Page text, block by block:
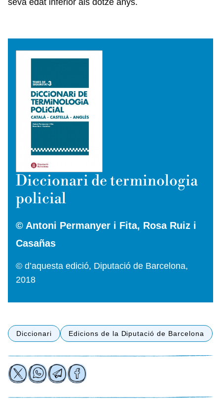
seva edat inferior als dotze anys.
Diccionari de terminologia
policial
© Antoni Permanyer i Fita, Rosa Ruiz i
Casañas
© d’aquesta edició, Diputació de Barcelona,
2018
Diccionari Edicions de la Diputació de Barcelona